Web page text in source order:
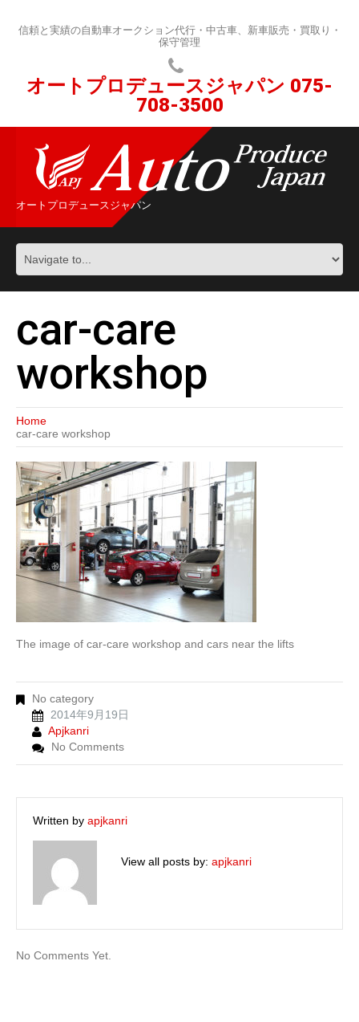
信頼と実績の自動車オークション代行・中古車、新車販売・買取り・
保守管理
オートプロデュースジャパン 075-
708-3500
オートプロデュースジャパン
car-care
workshop
Home
car-care workshop
The image of car-care workshop and cars near the lifts
No category
2014年9月19日
Apjkanri
No Comments
Written by apjkanri
View all posts by: apjkanri
No Comments Yet.